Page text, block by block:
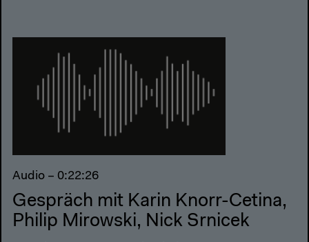
Audio – 0:22:26
Gespräch mit Karin Knorr-Cetina,
Philip Mirowski, Nick Srnicek